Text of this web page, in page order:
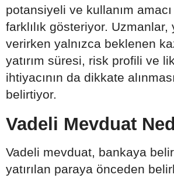
potansiyeli ve kullanım
farklılık gösteriyor. Uzmanlar,
verirken yalnızca beklenen
yatırım süresi, risk profili ve
ihtiyacının da dikkate
belirtiyor.
Vadeli Mevduat
Vadeli mevduat, bankaya
yatırılan paraya önceden